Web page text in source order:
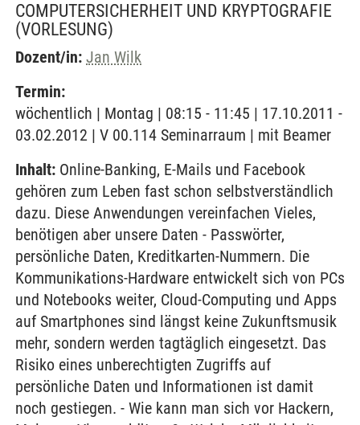
COMPUTERSICHERHEIT UND KRYPTOGRAFIE
(VORLESUNG)
Dozent/in: Jan Wilk
Termin:
wöchentlich | Montag | 08:15 - 11:45 | 17.10.2011 -
03.02.2012 | V 00.114 Seminarraum | mit Beamer
Inhalt: Online-Banking, E-Mails und Facebook
gehören zum Leben fast schon selbstverständlich
dazu. Diese Anwendungen vereinfachen Vieles,
benötigen aber unsere Daten - Passwörter,
persönliche Daten, Kreditkarten-Nummern. Die
Kommunikations-Hardware entwickelt sich von PCs
und Notebooks weiter, Cloud-Computing und Apps
auf Smartphones sind längst keine Zukunftsmusik
mehr, sondern werden tagtäglich eingesetzt. Das
Risiko eines unberechtigten Zugriffs auf
persönliche Daten und Informationen ist damit
noch gestiegen. - Wie kann man sich vor Hackern,